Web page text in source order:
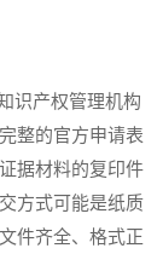
识产权管理机构
整的官方申请表
据材料的复印件
方式可能是纸质
件齐全、格式正